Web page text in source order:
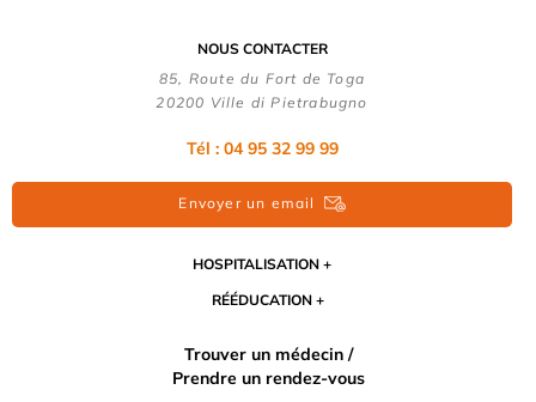
NOUS CONTACTER
85, Route du Fort de Toga
20200 Ville di Pietrabugno
Tél : 04 95 32 99 99
Envoyer un email
HOSPITALISATION
RÉÉDUCATION
Trouver un médecin /
Prendre un rendez-vous